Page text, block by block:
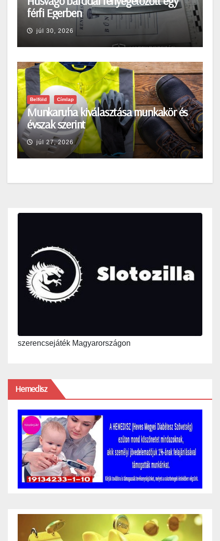
férfi Egerben
júl 30, 2026
Belföld Címlap
Munkaruha kiválasztása munkakör és
évszak szerint
júl 27, 2026
szerencsejáték Magyarországon
Hemedisz